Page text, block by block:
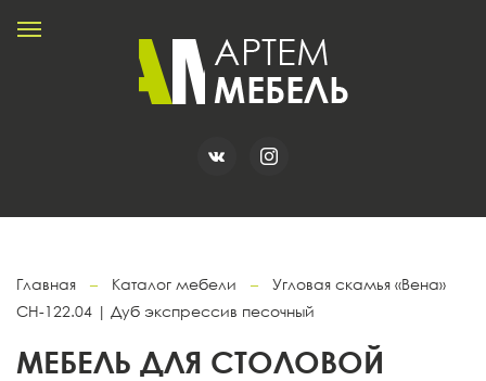
Главная – Каталог мебели –
Угловая скамья «Вена»
СН-122.04 | Дуб экспрессив песочный
МЕБЕЛЬ ДЛЯ СТОЛОВОЙ